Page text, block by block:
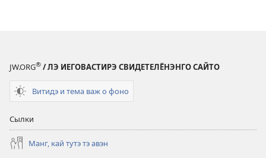
JW.ORG® / ЛЭ ИЕГОВАСТИРЭ СВИДЕТЕЛЁНЭНГО САЙТО
Витидэ и тема важ о фоно
Сылки
Манг, кай тутэ тэ авэн